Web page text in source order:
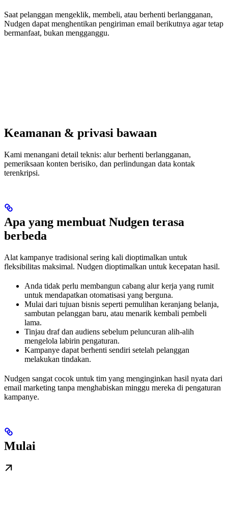
Saat pelanggan mengeklik, membeli, atau berhenti berlangganan,
Nudgen dapat menghentikan pengiriman email berikutnya agar tetap
bermanfaat, bukan mengganggu.
Keamanan & privasi bawaan
Kami menangani detail teknis: alur berhenti berlangganan,
pemeriksaan konten berisiko, dan perlindungan data kontak
terenkripsi.
Apa yang membuat Nudgen terasa
berbeda
Alat kampanye tradisional sering kali dioptimalkan untuk
fleksibilitas maksimal. Nudgen dioptimalkan untuk kecepatan hasil.
Anda tidak perlu membangun cabang alur kerja yang rumit
untuk mendapatkan otomatisasi yang berguna.
Mulai dari tujuan bisnis seperti pemulihan keranjang belanja,
sambutan pelanggan baru, atau menarik kembali pembeli
lama.
Tinjau draf dan audiens sebelum peluncuran alih-alih
mengelola labirin pengaturan.
Kampanye dapat berhenti sendiri setelah pelanggan
melakukan tindakan.
Nudgen sangat cocok untuk tim yang menginginkan hasil nyata dari
email marketing tanpa menghabiskan minggu mereka di pengaturan
kampanye.
Mulai